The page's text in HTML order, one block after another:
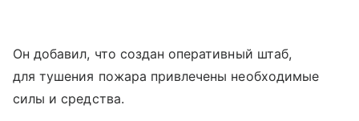
Он добавил, что создан оперативный штаб,
для тушения пожара привлечены необходимые
силы и средства.